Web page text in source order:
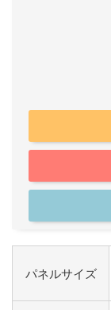
パネルサイズ